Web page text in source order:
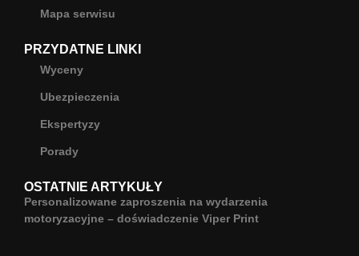
Mapa serwisu
PRZYDATNE LINKI
Wyceny
Ubezpieczenia
Ekspertyzy
Porady
OSTATNIE ARTYKUŁY
Personalizowane zaproszenia na wydarzenia
motoryzacyjne – doświadczenie Viper Print